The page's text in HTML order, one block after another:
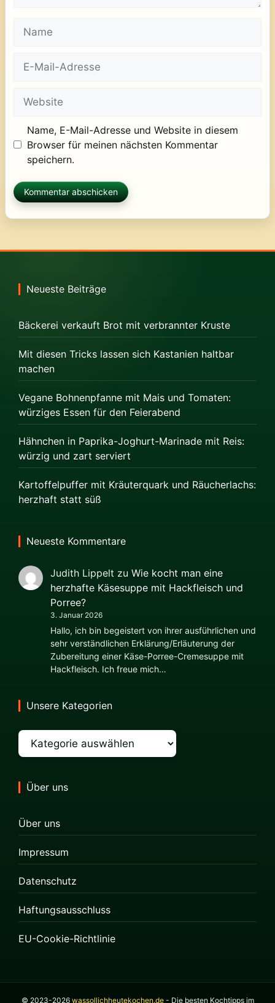
Mail-
Name, E-Mail-Adresse und Website in diesem
Browser für meinen nächsten Kommentar
speichern.
Neueste Beiträge
Bäckerei verkauft Brot mit verbrannter Kruste
Mit diesen Tricks lassen sich Kastanien haltbar
machen
Vegane Bohnenpfanne mit Mais und Tomaten:
würziges Essen für den Feierabend
Hähnchen in Paprika-Joghurt-Marinade mit Reis:
würzig und zart serviert
Kartoffelpuffer mit Kräuterquark und Räucherlachs:
herzhaft statt süß
Neueste Kommentare
Judith Lippelt zu Wie kocht man eine
herzhafte Käsesuppe mit Hackfleisch und
Porree?
3. Januar 2026
Hallo, ich bin begeistert von ihrer ausführlichen und
sehr verständlichen Erklärung/Erläuterung der
Zubereitung einer Käse-Porree-Cremesuppe mit
Hackfleisch. Ich freue mich…
Unsere Kategorien
Kategorien
Über uns
Über uns
Impressum
Datenschutz
Haftungsausschluss
EU-Cookie-Richtlinie
© 2023-2026 wassollichheutekochen.de- Die besten Kochtipps im